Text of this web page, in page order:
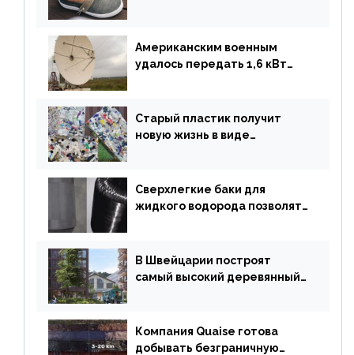
Американским военным
удалось передать 1,6 кВт
Старый пластик получит
новую жизнь в виде
Сверхлегкие баки для
жидкого водорода позволят
В Швейцарии построят
самый высокий деревянный
Компания Quaise готова
добывать безграничную